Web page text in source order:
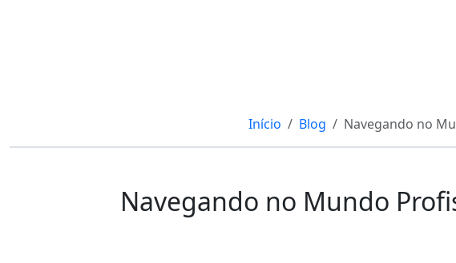
Início Blog Navegando no
Navegando no Mundo